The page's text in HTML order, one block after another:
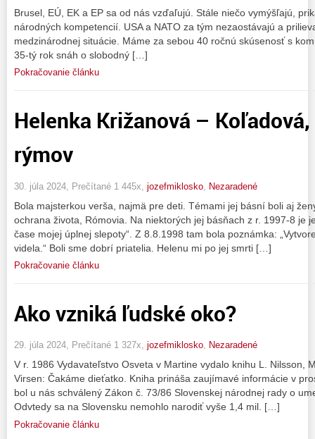
Brusel, EÚ, EK a EP sa od nás vzďaľujú. Stále niečo vymýšľajú,
národných kompetencií. USA a NATO za tým nezaostávajú a
medzinárodnej situácie. Máme za sebou 40 ročnú skúsenosť s
35-tý rok snáh o slobodný […]
Pokračovanie článku
Helenka Križanová –
rýmov
30. júla 2024, Prečítané 1 445x, jozefmiklosko Nezaradené
Bola majsterkou verša, najmä pre deti. Témami jej básní boli aj
ochrana života, Rómovia. Na niektorých jej básňach z r. 1997-8 je
čase mojej úplnej slepoty“. Z 8.8.1998 tam bola poznámka:
videla.“ Boli sme dobrí priatelia. Helenu mi po jej smrti […]
Pokračovanie článku
Ako vzniká ľudské oko?
29. júla 2024, Prečítané 1 327x, jozefmiklosko, Nezaradené
V r. 1986 Vydavateľstvo Osveta v Martine vydalo knihu L. Nilsson,
Virsen: Čakáme dieťatko. Kniha prináša zaujímavé informácie v
bol u nás schválený Zákon č. 73/86 Slovenskej národnej rady o
Odvtedy sa na Slovensku nemohlo narodiť vyše 1,4 mil. […]
Pokračovanie článku